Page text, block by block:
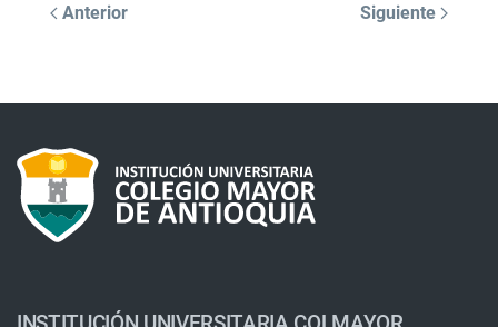
Anterior Siguiente